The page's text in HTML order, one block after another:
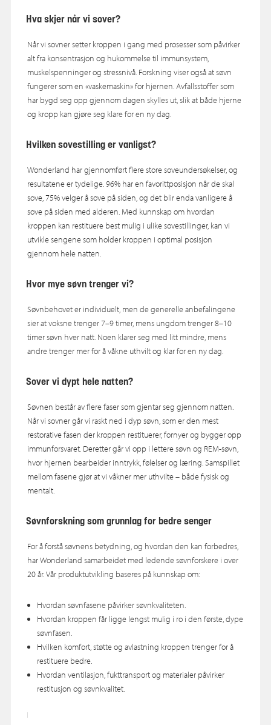
Hva skjer når vi sover?
Når vi sovner setter kroppen i gang med prosesser som påvirker
alt fra konsentrasjon og hukommelse til immunsystem,
muskelspenninger og stressnivå. Forskning viser også at søvn
fungerer som en «vaskemaskin» for hjernen. Avfallsstoffer som
har bygd seg opp gjennom dagen skylles ut, slik at både hjerne
og kropp kan gjøre seg klare for en ny dag.
Hvilken sovestilling er vanligst?
Wonderland har gjennomført flere store soveundersøkelser, og
resultatene er tydelige. 96% har en favorittposisjon når de skal
sove, 75% velger å sove på siden, og det blir enda vanligere å
sove på siden med alderen. Med kunnskap om hvordan
kroppen kan restituere best mulig i ulike sovestillinger, kan vi
utvikle sengene som holder kroppen i optimal posisjon
gjennom hele natten.
Hvor mye søvn trenger vi?
Søvnbehovet er individuelt, men de generelle anbefalingene
sier at voksne trenger 7–9 timer, mens ungdom trenger 8–10
timer søvn hver natt. Noen klarer seg med litt mindre, mens
andre trenger mer for å våkne uthvilt og klar for en ny dag.
Sover vi dypt hele natten?
Søvnen består av flere faser som gjentar seg gjennom natten.
Når vi sovner går vi raskt ned i dyp søvn, som er den mest
restorative fasen der kroppen restituerer, fornyer og bygger opp
immunforsvaret. Deretter går vi opp i lettere søvn og REM-søvn,
hvor hjernen bearbeider inntrykk, følelser og læring. Samspillet
mellom fasene gjør at vi våkner mer uthvilte – både fysisk og
mentalt.
Søvnforskning som grunnlag for bedre senger
For å forstå søvnens betydning, og hvordan den kan forbedres,
har Wonderland samarbeidet med ledende søvnforskere i over
20 år. Vår produktutvikling baseres på kunnskap om:
Hvordan søvnfasene påvirker søvnkvaliteten.
Hvordan kroppen får ligge lengst mulig i ro i den første, dype
søvnfasen.
Hvilken komfort, støtte og avlastning kroppen trenger for å
restituere bedre.
Hvordan ventilasjon, fukttransport og materialer påvirker
restitusjon og søvnkvalitet.